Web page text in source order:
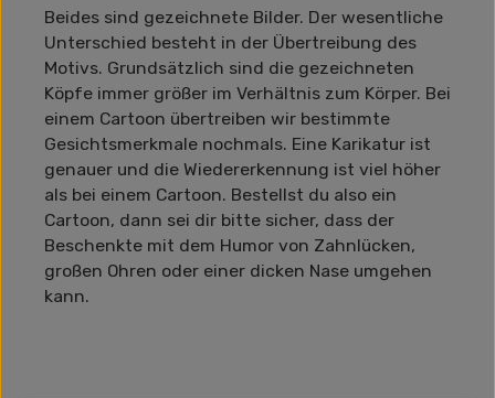
Beides sind gezeichnete Bilder. Der wesentliche
Unterschied besteht in der Übertreibung des
Motivs. Grundsätzlich sind die gezeichneten
Köpfe immer größer im Verhältnis zum Körper. Bei
einem Cartoon übertreiben wir bestimmte
Gesichtsmerkmale nochmals. Eine Karikatur ist
genauer und die Wiedererkennung ist viel höher
als bei einem Cartoon. Bestellst du also ein
Cartoon, dann sei dir bitte sicher, dass der
Beschenkte mit dem Humor von Zahnlücken,
großen Ohren oder einer dicken Nase umgehen
kann.